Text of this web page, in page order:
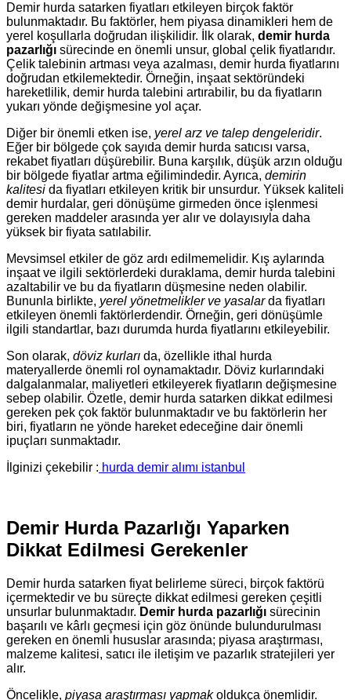
Demir hurda satarken fiyatları etkileyen birçok faktör
bulunmaktadır. Bu faktörler, hem piyasa dinamikleri hem de
yerel koşullarla doğrudan ilişkilidir. İlk olarak, demir hurda
pazarlığı sürecinde en önemli unsur, global çelik fiyatlarıdır.
Çelik talebinin artması veya azalması, demir hurda fiyatlarını
doğrudan etkilemektedir. Örneğin, inşaat sektöründeki
hareketlilik, demir hurda talebini artırabilir, bu da fiyatların
yukarı yönde değişmesine yol açar.
Diğer bir önemli etken ise, yerel arz ve talep dengeleridir.
Eğer bir bölgede çok sayıda demir hurda satıcısı varsa,
rekabet fiyatları düşürebilir. Buna karşılık, düşük arzın olduğu
bir bölgede fiyatlar artma eğilimindedir. Ayrıca, demirin
kalitesi da fiyatları etkileyen kritik bir unsurdur. Yüksek kaliteli
demir hurdalar, geri dönüşüme girmeden önce işlenmesi
gereken maddeler arasında yer alır ve dolayısıyla daha
yüksek bir fiyata satılabilir.
Mevsimsel etkiler de göz ardı edilmemelidir. Kış aylarında
inşaat ve ilgili sektörlerdeki duraklama, demir hurda talebini
azaltabilir ve bu da fiyatların düşmesine neden olabilir.
Bununla birlikte, yerel yönetmelikler ve yasalarda fiyatları
etkileyen önemli faktörlerdendir. Örneğin, geri dönüşümle
ilgili standartlar, bazı durumda hurda fiyatlarını etkileyebilir.
Son olarak, döviz kurları da, özellikle ithal hurda
materyallerde önemli rol oynamaktadır. Döviz kurlarındaki
dalgalanmalar, maliyetleri etkileyerek fiyatların değişmesine
sebep olabilir. Özetle, demir hurda satarken dikkat edilmesi
gereken pek çok faktör bulunmaktadır ve bu faktörlerin her
biri, fiyatların ne yönde hareket edeceğine dair önemli
ipuçları sunmaktadır.
İlginizi çekebilir : hurda demir alımı istanbul
Demir Hurda Pazarlığı Yaparken
Dikkat Edilmesi Gerekenler
Demir hurda satarken fiyat belirleme süreci, birçok faktörü
içermektedir ve bu süreçte dikkat edilmesi gereken çeşitli
unsurlar bulunmaktadır. Demir hurda pazarlığı sürecinin
başarılı ve kârlı geçmesi için göz önünde bulundurulması
gereken en önemli hususlar arasında; piyasa araştırması,
malzeme kalitesi, satıcı ile iletişim ve pazarlık stratejileri yer
alır.
Öncelikle, piyasa araştırması yapmakoldukça önemlidir.